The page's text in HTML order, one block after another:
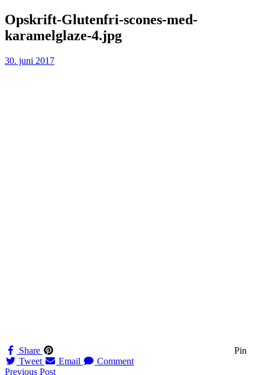
Skip
to
content
Opskrift-Glutenfri-scones-med-
karamelglaze-4.jpg
30. juni 2017
Share
Pin
Tweet
Email Comment
Previous Post